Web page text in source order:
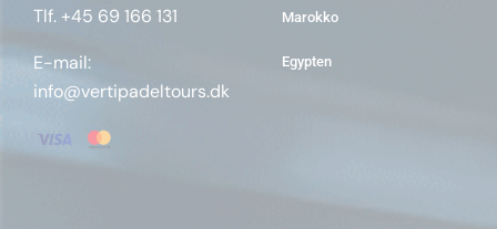
Tlf. +45 69 166 131
E-mail:
info@vertipadeltours.dk
Marokko
Egypten